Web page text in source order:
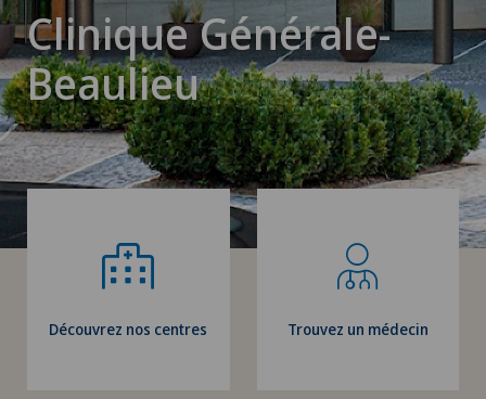
Clinique Générale-
Beaulieu
Découvrez nos centres Trouvez un médecin